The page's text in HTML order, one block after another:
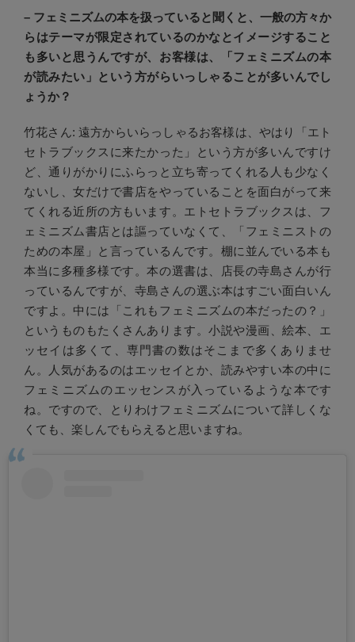
– フェミニズムの本を扱っていると聞くと、一般の方々か
らはテーマが限定されているのかなとイメージすること
も多いと思うんですが、お客様は、「フェミニズムの本
が読みたい」という方がらいっしゃることが多いんでし
ょうか？
竹花さん: 遠方からいらっしゃるお客様は、やはり「エト
セトラブックスに来たかった」という方が多いんですけ
ど、通りがかりにふらっと立ち寄ってくれる人も少なく
ないし、女だけで書店をやっていることを面白がって来
てくれる近所の方もいます。エトセトラブックスは、フ
ェミニズム書店とは謳っていなくて、「フェミニストの
ための本屋」と言っているんです。棚に並んでいる本も
本当に多種多様です。本の選書は、店長の寺島さんが行
っているんですが、寺島さんの選ぶ本はすごい面白いん
ですよ。中には「これもフェミニズムの本だったの？」
というものもたくさんあります。小説や漫画、絵本、エ
ッセイは多くて、専門書の数はそこまで多くありませ
ん。人気があるのはエッセイとか、読みやすい本の中に
フェミニズムのエッセンスが入っているような本です
ね。ですので、とりわけフェミニズムについて詳しくな
くても、楽しんでもらえると思いますね。